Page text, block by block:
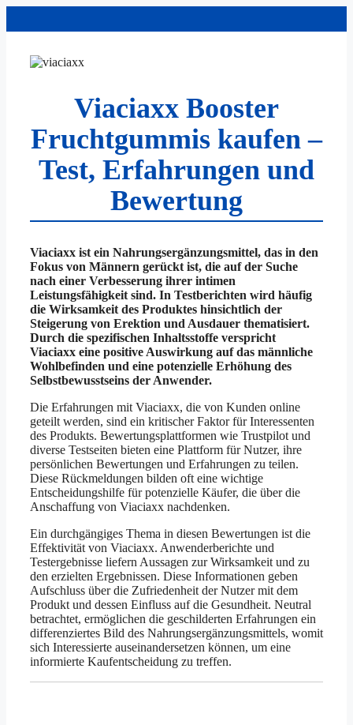
Viaciaxx Booster
Fruchtgummis kaufen –
Test, Erfahrungen und
Bewertung
Viaciaxx ist ein Nahrungsergänzungsmittel, das in den
Fokus von Männern gerückt ist, die auf der Suche
nach einer Verbesserung ihrer intimen
Leistungsfähigkeit sind. In Testberichten wird häufig
die Wirksamkeit des Produktes hinsichtlich der
Steigerung von Erektion und Ausdauer thematisiert.
Durch die spezifischen Inhaltsstoffe verspricht
Viaciaxx eine positive Auswirkung auf das männliche
Wohlbefinden und eine potenzielle Erhöhung des
Selbstbewusstseins der Anwender.
Die Erfahrungen mit Viaciaxx, die von Kunden online
geteilt werden, sind ein kritischer Faktor für Interessenten
des Produkts. Bewertungsplattformen wie Trustpilot und
diverse Testseiten bieten eine Plattform für Nutzer, ihre
persönlichen Bewertungen und Erfahrungen zu teilen.
Diese Rückmeldungen bilden oft eine wichtige
Entscheidungshilfe für potenzielle Käufer, die über die
Anschaffung von Viaciaxx nachdenken.
Ein durchgängiges Thema in diesen Bewertungen ist die
Effektivität von Viaciaxx. Anwenderberichte und
Testergebnisse liefern Aussagen zur Wirksamkeit und zu
den erzielten Ergebnissen. Diese Informationen geben
Aufschluss über die Zufriedenheit der Nutzer mit dem
Produkt und dessen Einfluss auf die Gesundheit. Neutral
betrachtet, ermöglichen die geschilderten Erfahrungen ein
differenziertes Bild des Nahrungsergänzungsmittels, womit
sich Interessierte auseinandersetzen können, um eine
informierte Kaufentscheidung zu treffen.